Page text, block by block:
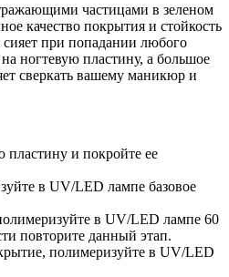
частицами в зеленом
качество покрытия и стойкость
при попадании любого
ногтевую пластину, а большое
сверкать вашему маникюр и
пластину и покройте ее
в UV/LED лампе базовое
в UV/LED лампе 60
повторите данный этап.
полимеризуйте в UV/LED